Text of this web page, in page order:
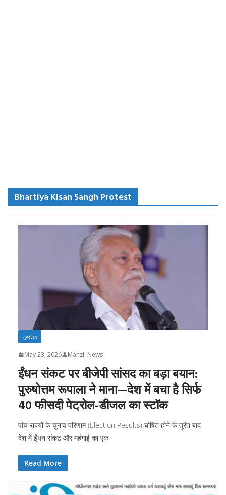
Bhartiya Kisan Sangh Protest
ગુજરાત
May 23, 2026 Manzil News
ईंधन संकट पर बीजेपी सांसद का बड़ा बयान:
पुरुषोत्तम रूपाला ने माना—देश में बचा है सिर्फ
40 फीसदी पेट्रोल-डीजल का स्टॉक
पांच राज्यों के चुनाव परिणाम (Election Results) घोषित होने के तुरंत बाद
देश में ईंधन संकट और महंगाई का एक
Read More